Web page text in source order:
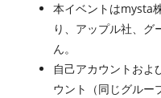
本イベントはmysta
り、アップル社、グ
ん。
自己アカウントおよ
ウント（同じグルー